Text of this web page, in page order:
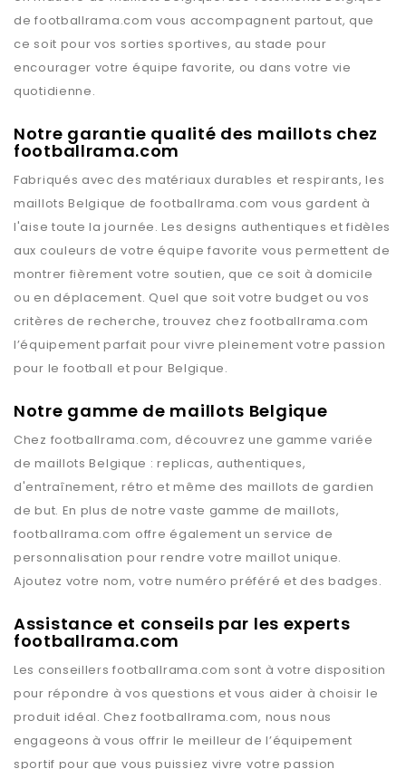
defootballrama.com vous accompagnent partout, que
ce soit pour vos sorties sportives, au stade pour
encourager votre équipe favorite, ou dans votre vie
quotidienne.
Notre garantie qualité des maillots chez
footballrama.com
Fabriqués avec des matériaux durables et respirants, les
maillotsBelgique de footballrama.com vous gardent à
l'aise toute la journée. Les designs authentiques et fidèles
aux couleurs de votre équipe favorite vous permettent de
montrer fièrement votre soutien, que ce soit à domicile
ou en déplacement. Quel que soit votre budget ou vos
critères de recherche, trouvez chezfootballrama.com
l’équipement parfait pour vivre pleinement votre passion
pour le football et pour Belgique.
Notre gamme de maillots Belgique
Chez footballrama.com, découvrez une gamme variée
de maillotsBelgique : replicas, authentiques,
d'entraînement, rétro et même des maillots de gardien
de but. En plus de notre vaste gamme de maillots,
footballrama.com offre également un service de
personnalisation pour rendre votre maillot unique.
Ajoutez votre nom, votre numéro préféré et des badges.
Assistance et conseils par les experts
footballrama.com
Les conseillersfootballrama.com sont à votre disposition
pour répondre à vos questions et vous aider à choisir le
produit idéal. Chez footballrama.com, nous nous
engageons à vous offrir le meilleur de l’équipement
sportif pour que vous puissiez vivre votre passion